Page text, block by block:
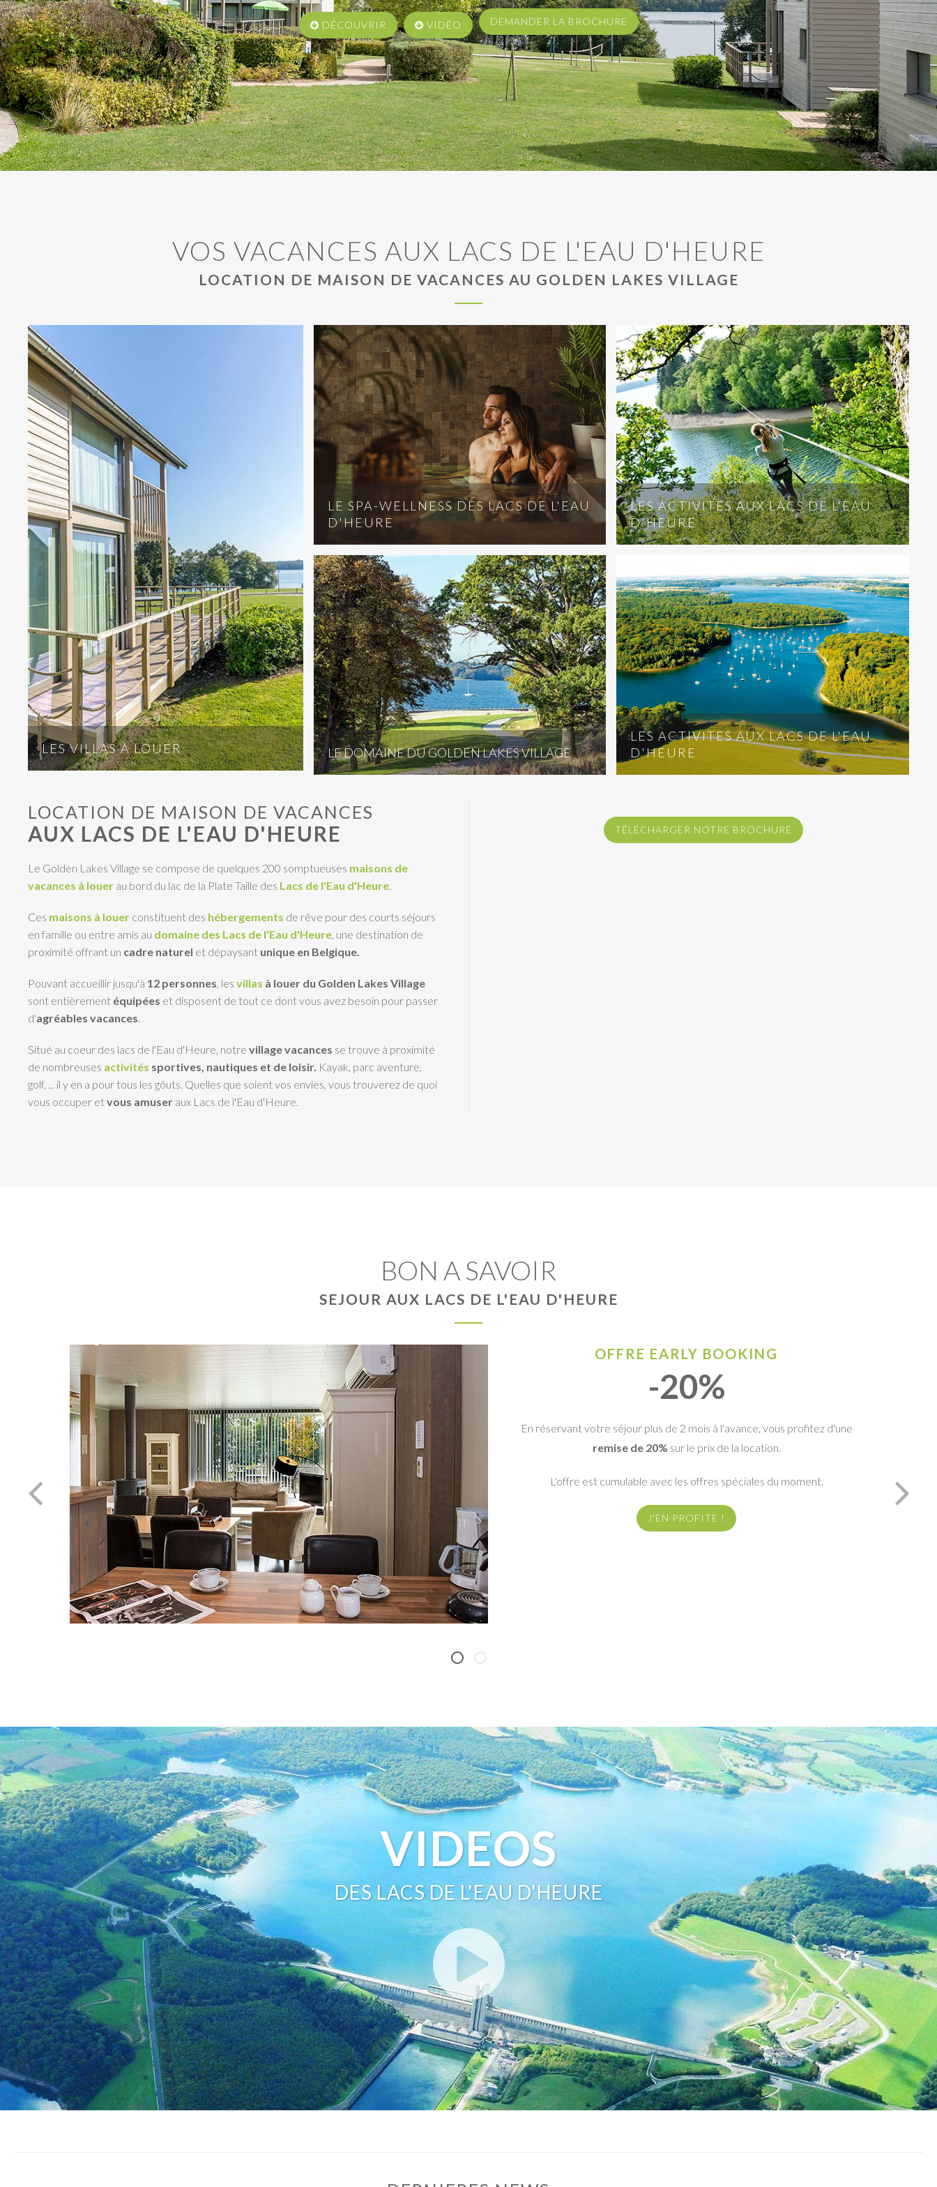
DÉCOUVRIR VIDÉO DEMANDER LA BROCHURE
DÉCOUVRIR VIDÉO DEMANDER LA BROCHURE
DÉCOUVRIR VIDÉO DEMANDER LA BROCHURE
VOS VACANCES AUX LACS DE L'EAU D'HEURE
LOCATION DE MAISON DE VACANCES AU GOLDEN LAKES VILLAGE
LES VILLAS À LOUER
LE SPA-WELLNESS DES LACS DE L'EAU
D'HEURE
LES ACTIVITES AUX LACS DE L'EAU
D'HEURE
LE DOMAINE DU GOLDEN LAKES VILLAGE
LES ACTIVITES AUX LACS DE L'EAU
D'HEURE
LOCATION DE MAISON DE VACANCES
AUX LACS DE L'EAU D'HEURE
Le Golden Lakes Village se compose de quelques 200 somptueuses maisons de
vacances à louer au bord du lac de la Plate Taille des Lacs de l'Eau d'Heure.
Ces maisons à louer constituent des hébergements de rêve pour des courts séjours
en famille ou entre amis au domaine des Lacs de l'Eau d'Heure, une destination de
proximité offrant un cadre naturel et dépaysant unique en Belgique.
Pouvant accueillir jusqu'à 12 personnes, les villas à louer du Golden Lakes Village
sont entièrement équipées et disposent de tout ce dont vous avez besoin pour passer
d'agréables vacances.
Situé au coeur des lacs de l'Eau d'Heure, notre village vacances se trouve à proximité
de nombreuses activités sportives, nautiques et de loisir. Kayak, parc aventure,
golf, ... il y en a pour tous les gôuts. Quelles que soient vos envies, vous trouverez de quoi
vous occuper etvous amuser aux Lacs de l'Eau d'Heure.
TÉLÉCHARGER NOTRE BROCHURE
BON A SAVOIR
SEJOUR AUX LACS DE L'EAU D'HEURE
OFFRE EARLY BOOKING
-20%
En réservant votre séjour plus de 2 mois à l'avance, vous profitez d'une
remise de 20% sur le prix de la location.
L'offre est cumulable avec les offres spéciales du moment.
J'EN PROFITE !
VIDEOS
DES LACS DE L'EAU D'HEURE